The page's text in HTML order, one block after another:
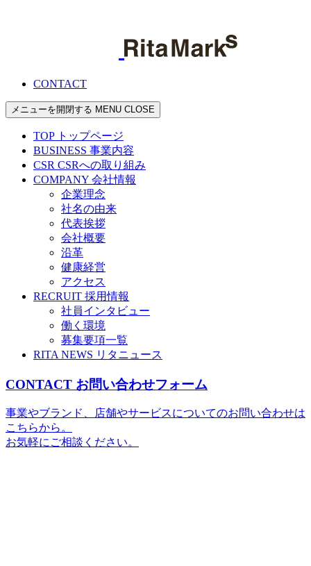
CONTACT
メニューを開閉する MENU CLOSE
TOP トップページ
BUSINESS 事業内容
CSR CSRへの取り組み
COMPANY 会社情報
企業理念
社名の由来
代表挨拶
会社概要
沿革
健康経営
アクセス
RECRUIT 採用情報
社員インタビュー
働く環境
募集要項一覧
RITA NEWS リタニュース
CONTACT お問い合わせフォーム
事業やブランド、店舗やサービスについてのお問い合わせは
こちらから。
お気軽にご相談ください。